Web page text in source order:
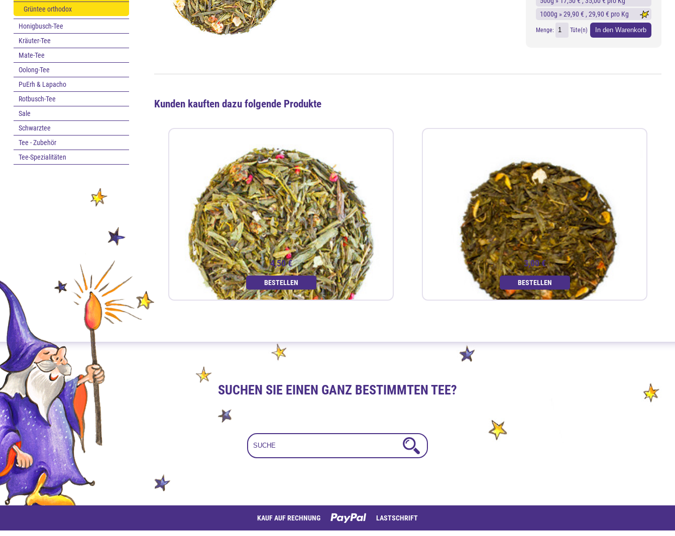
Grüntee orthodox
Honigbusch-Tee
Kräuter-Tee
Mate-Tee
Oolong-Tee
PuErh & Lapacho
Rotbusch-Tee
Sale
Schwarztee
Tee - Zubehör
Tee-Spezialitäten
1000g »29,90 € , 29,90 € pro Kg
Menge: Tüte(n) In den Warenkorb
Kunden kauften dazu folgende Produkte
Beste Laune 100g
4,50 €
BESTELLEN
3,00 €
BESTELLEN
SUCHEN SIE EINEN GANZ BESTIMMTEN TEE?
KAUF AUF RECHNUNG
LASTSCHRIFT